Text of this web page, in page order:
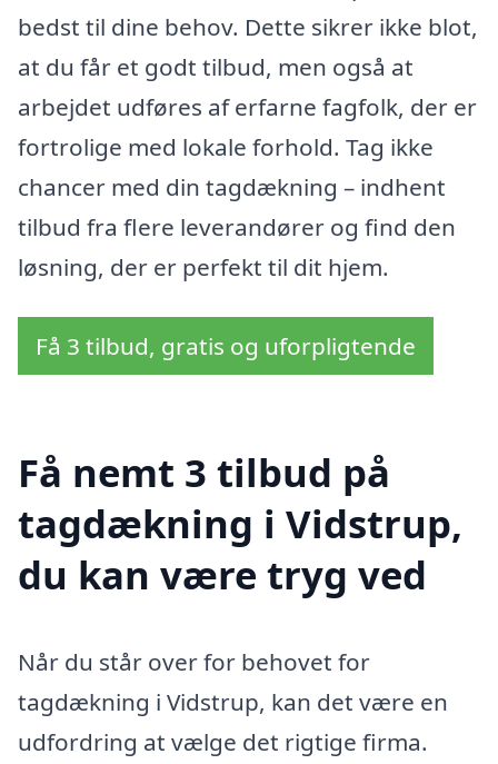
bedst til dine behov. Dette sikrer ikke blot,
at du får et godt tilbud, men også at
arbejdet udføres af erfarne fagfolk, der er
fortrolige med lokale forhold. Tag ikke
chancer med din tagdækning – indhent
tilbud fra flere leverandører og find den
løsning, der er perfekt til dit hjem.
Få 3 tilbud, gratis og uforpligtende
Få nemt 3 tilbud på
tagdækning i Vidstrup,
du kan være tryg ved
Når du står over for behovet for
tagdækning i Vidstrup, kan det være en
udfordring at vælge det rigtige firma.